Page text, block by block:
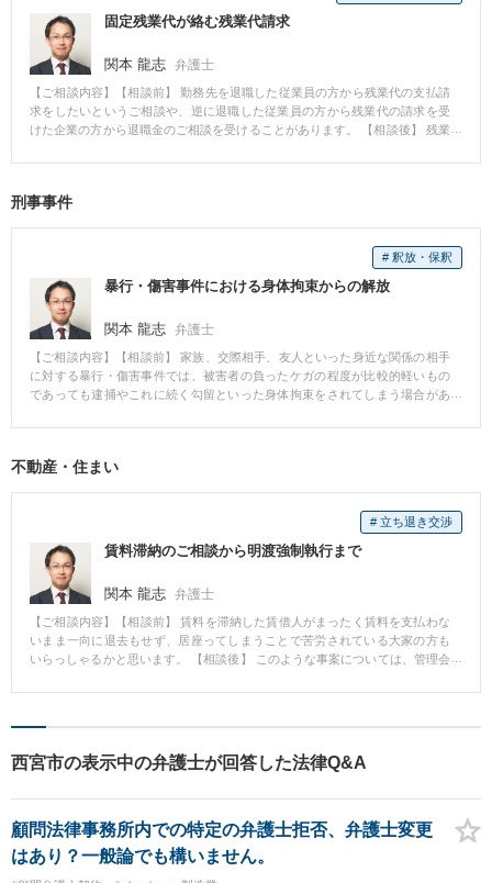
固定残業代が絡む残業代請求
関本 龍志 弁護士
【ご相談内容】【相談前】 勤務先を退職した従業員の方から残業代の支払請
求をしたいというご相談や、逆に退職した従業員の方から残業代の請求を受
けた企業の方から退職金のご相談を受けることがあります。 【相談後】 残業
題となることが多いです。 これらの多様な争点を整理し、労使いずれの立場
コメント】 令和２年４月１日施行の改正労働基準法により労働債権の消滅時
門性の高い分野です。こうした専門性の高い分野でも判例や事案の性質から
見通しを立ててより良い解決に向けたご提案をします。
刑事事件
# 釈放・保釈
暴行・傷害事件における身体拘束からの解放
関本 龍志 弁護士
【ご相談内容】【相談前】 家族、交際相手、友人といった身近な関係の相手
に対する暴行・傷害事件では、被害者の負ったケガの程度が比較的軽いもの
であっても逮捕やこれに続く勾留といった身体拘束をされてしまう場合があ
問題もありますが、何より早期に身体拘束から解放され、学校や仕事といっ
交渉するとともに捜査機関や裁判所に対しても身体拘束について交渉した
不動産・住まい
# 立ち退き交渉
賃料滞納のご相談から明渡強制執行まで
関本 龍志 弁護士
【ご相談内容】【相談前】 賃料を滞納した賃借人がまったく賃料を支払わな
いまま一向に退去もせず、居座ってしまうことで苦労されている大家の方も
いらっしゃるかと思います。 【相談後】 このような事案については、管理会
支払いの催告から建物明渡請求訴訟、判決に基づく建物明渡強制執行まで対
どで一定の賃料の回収が実現できたこともあります。 【先生のコメント】 ア
パートローンの返済もある大家の方にとっては、入居者が賃料を払わず、退
決を図ります。
西宮市の表示中の弁護士が回答した法律Q&A
顧問法律事務所内での特定の弁護士拒否、弁護士変更
はあり？一般論でも構いません。